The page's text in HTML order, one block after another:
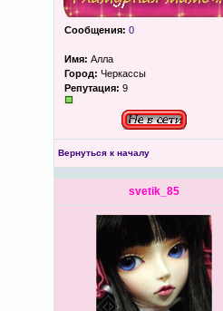
Сообщения: 0
Имя: Алла
Город: Черкассы
Репутация: 9
Вернуться к началу
svetik_85